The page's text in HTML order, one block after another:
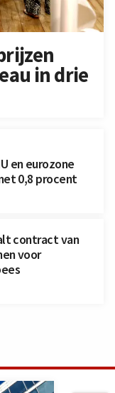
in drie
en eurozone
0,8 procent
contract van
voor